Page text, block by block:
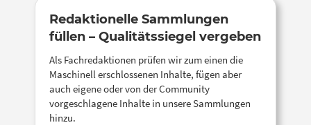
Redaktionelle Sammlungen
füllen – Qualitätssiegel vergeben
Als Fachredaktionen prüfen wir zum einen die
Maschinell erschlossenen Inhalte, fügen aber
auch eigene oder von der Community
vorgeschlagene Inhalte in unsere Sammlungen
hinzu.